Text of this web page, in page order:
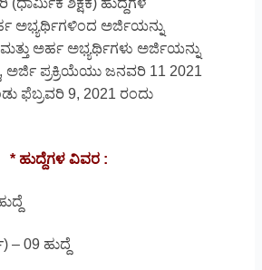
ಅಭ್ಯರ್ಥಿಗಳಿಂದ ಅರ್ಜಿಯನ್ನು
ಮತ್ತು ಅರ್ಹ ಅಭ್ಯರ್ಥಿಗಳು ಅರ್ಜಿಯನ್ನು
ಅರ್ಜಿ ಪ್ರಕ್ರಿಯೆಯು ಜನವರಿ 11 2021
ಫೆಬ್ರವರಿ 9, 2021 ರಂದು
* ಹುದ್ದೆಗಳ ವಿವರ :
09 ಹುದ್ದೆ